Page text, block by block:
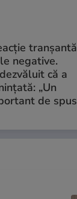
tranșantă
negative.
că a
„Un
de spus